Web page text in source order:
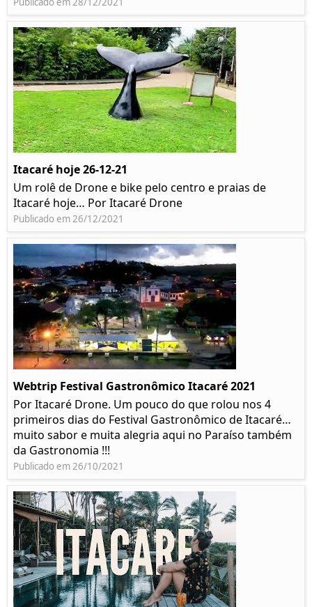
Itacaré hoje 26-12-21
Um rolê de Drone e bike pelo centro e praias de
Itacaré hoje… Por Itacaré Drone
Publicado em 26/12/2021
Webtrip Festival Gastronômico Itacaré 2021
Por Itacaré Drone. Um pouco do que rolou nos 4
primeiros dias do Festival Gastronômico de Itacaré…
muito sabor e muita alegria aqui no Paraíso também
da Gastronomia !!!
Publicado em 26/10/2021